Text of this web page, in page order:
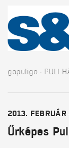
gopuligo PULI
2013. FEBRUÁR
Űrképes